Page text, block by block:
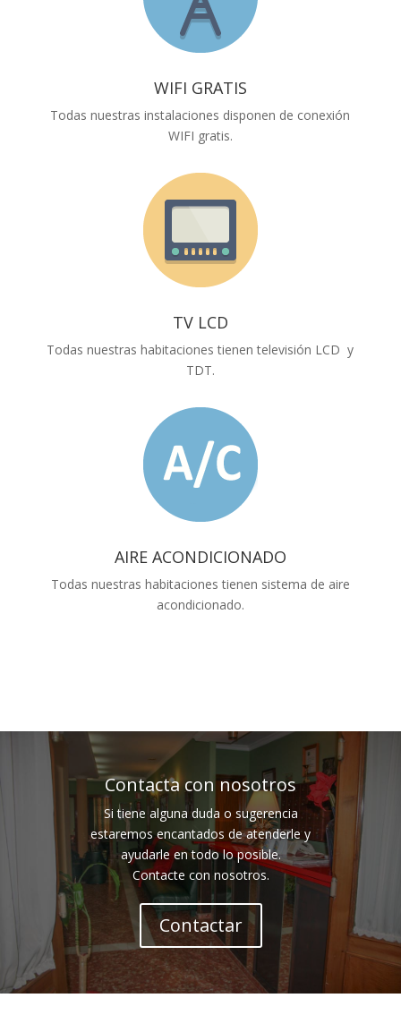
WIFI GRATIS
Todas nuestras instalaciones disponen de conexión
WIFI gratis.
TV LCD
Todas nuestras habitaciones tienen televisión LCD y
TDT.
AIRE ACONDICIONADO
Todas nuestras habitaciones tienen sistema de aire
acondicionado.
Contacta con nosotros
Si tiene alguna duda o sugerencia
estaremos encantados de atenderle y
ayudarle en todo lo posible.
Contacte con nosotros.
Contactar